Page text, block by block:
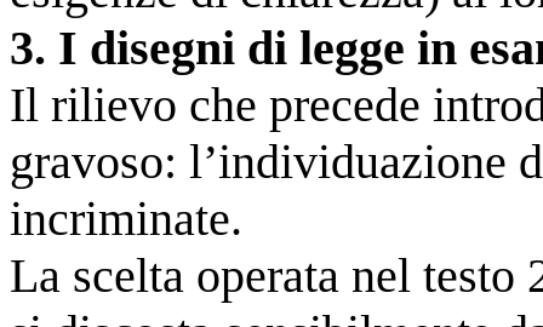
3. I disegni di legge in
Il rilievo che precede
gravoso: l’individuazione
incriminate.
La scelta operata nel testo